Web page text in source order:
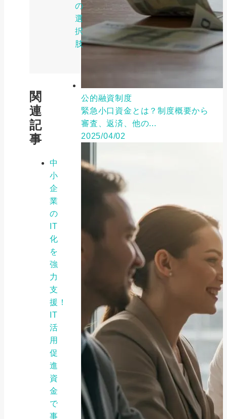
の
選
択
肢
関
連
記
事
中
小
企
業
の
IT
化
を
強
力
支
援！
IT
活
用
促
進
資
金
で
事
公的融資制度
緊急小口資金とは？制度概要から
審査、返済、他の...
2025/04/02